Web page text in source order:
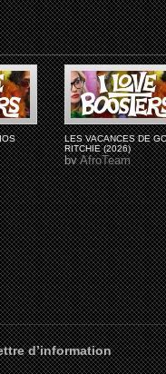
LES VACANCES DE
RITCHIE (2026)
byAfroTeam
d’information